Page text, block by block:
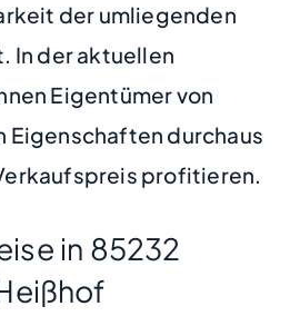
der umliegenden
In der aktuellen
Eigentümer von
Eigenschaften durchaus
profitieren.
in 85232